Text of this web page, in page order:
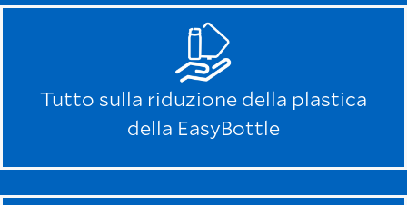
Tutto sulla riduzione della plastica
della EasyBottle